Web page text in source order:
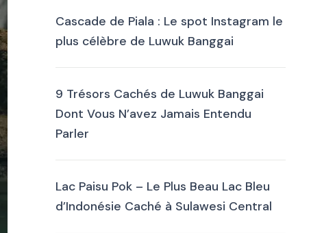
Cascade de Piala : Le spot Instagram le
plus célèbre de Luwuk Banggai
9 Trésors Cachés de Luwuk Banggai
Dont Vous N’avez Jamais Entendu
Parler
Lac Paisu Pok – Le Plus Beau Lac Bleu
d’Indonésie Caché à Sulawesi Central